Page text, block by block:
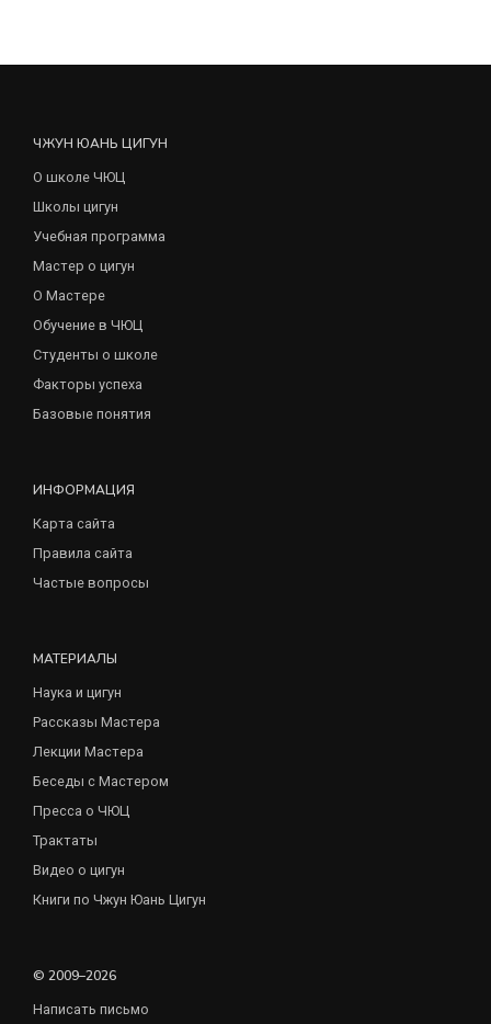
ЧЖУН ЮАНЬ ЦИГУН
О школе ЧЮЦ
Школы цигун
Учебная программа
Мастер о цигун
О Мастере
Обучение в ЧЮЦ
Студенты о школе
Факторы успеха
Базовые понятия
ИНФОРМАЦИЯ
Карта сайта
Правила сайта
Частые вопросы
МАТЕРИАЛЫ
Наука и цигун
Рассказы Мастера
Лекции Мастера
Беседы с Мастером
Пресса о ЧЮЦ
Трактаты
Видео о цигун
Книги по Чжун Юань Цигун
© 2009–2026
Написать письмо